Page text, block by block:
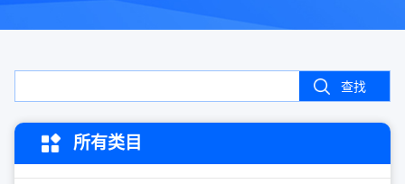
查找
所有类目